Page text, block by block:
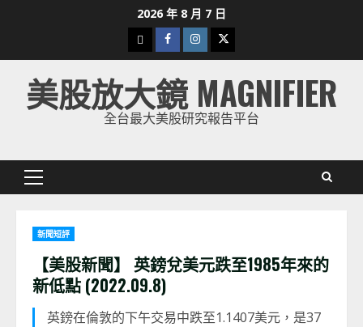
2026 年 8 月 7 日
下
載
美
股
Facebook
Instagram
Twitter
美股放大鏡 MAGNIFIER
全台最大美股研究報告平台
Primary
新聞短評
【美股新聞】 英鎊兌美元跌至1985年來的
新低點 (2022.09.8)
英鎊在倫敦的下午交易中跌至1.1407美元，是37